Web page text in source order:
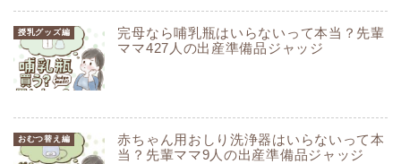
授乳グッズ編
完母なら哺乳瓶はいらないって本当？先輩
ママ427人の出産準備品ジャッジ
おむつ替え編
赤ちゃん用おしり洗浄器はいらないって本
当？先輩ママ9人の出産準備品ジャッジ